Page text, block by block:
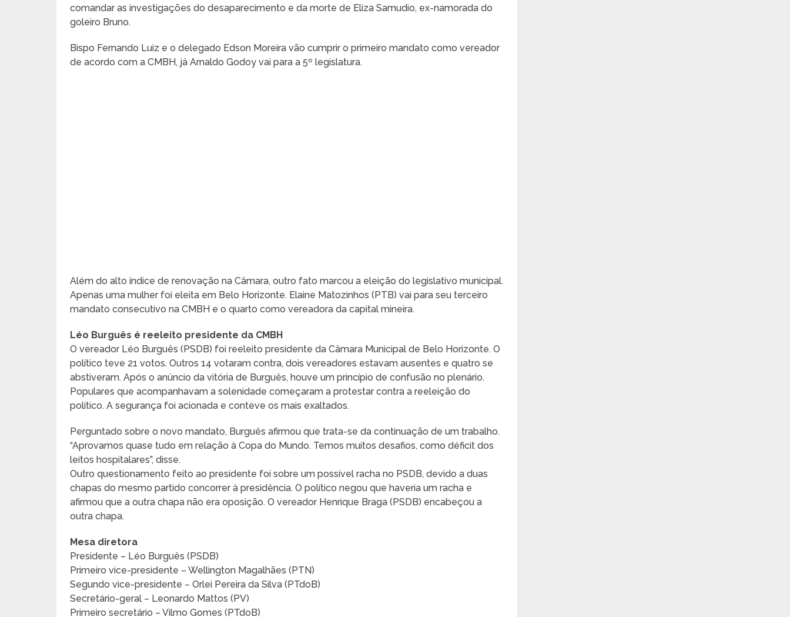
comandar as investigações do desaparecimento e da morte de Eliza Samudio, ex-namorada do
goleiro Bruno.
Bispo Fernando Luiz e o delegado Edson Moreira vão cumprir o primeiro mandato como vereador
de acordo com a CMBH, já Arnaldo Godoy vai para a 5º legislatura.
Além do alto índice de renovação na Câmara, outro fato marcou a eleição do legislativo municipal.
Apenas uma mulher foi eleita em Belo Horizonte. Elaine Matozinhos (PTB) vai para seu terceiro
mandato consecutivo na CMBH e o quarto como vereadora da capital mineira.
Léo Burguês é reeleito presidente da CMBH
O vereador Léo Burguês (PSDB) foi reeleito presidente da Câmara Municipal de Belo Horizonte. O
político teve 21 votos. Outros 14 votaram contra, dois vereadores estavam ausentes e quatro se
abstiveram. Após o anúncio da vitória de Burguês, houve um princípio de confusão no plenário.
Populares que acompanhavam a solenidade começaram a protestar contra a reeleição do
político. A segurança foi acionada e conteve os mais exaltados.
Perguntado sobre o novo mandato, Burguês afirmou que trata-se da continuação de um trabalho.
“Aprovamos quase tudo em relação à Copa do Mundo. Temos muitos desafios, como déficit dos
leitos hospitalares”, disse.
Outro questionamento feito ao presidente foi sobre um possível racha no PSDB, devido a duas
chapas do mesmo partido concorrer à presidência. O político negou que haveria um racha e
afirmou que a outra chapa não era oposição. O vereador Henrique Braga (PSDB) encabeçou a
outra chapa.
Mesa diretora
Presidente – Léo Burguês (PSDB)
Primeiro vice-presidente – Wellington Magalhães (PTN)
Segundo vice-presidente – Orlei Pereira da Silva (PTdoB)
Secretário-geral – Leonardo Mattos (PV)
Primeiro secretário – Vilmo Gomes (PTdoB)